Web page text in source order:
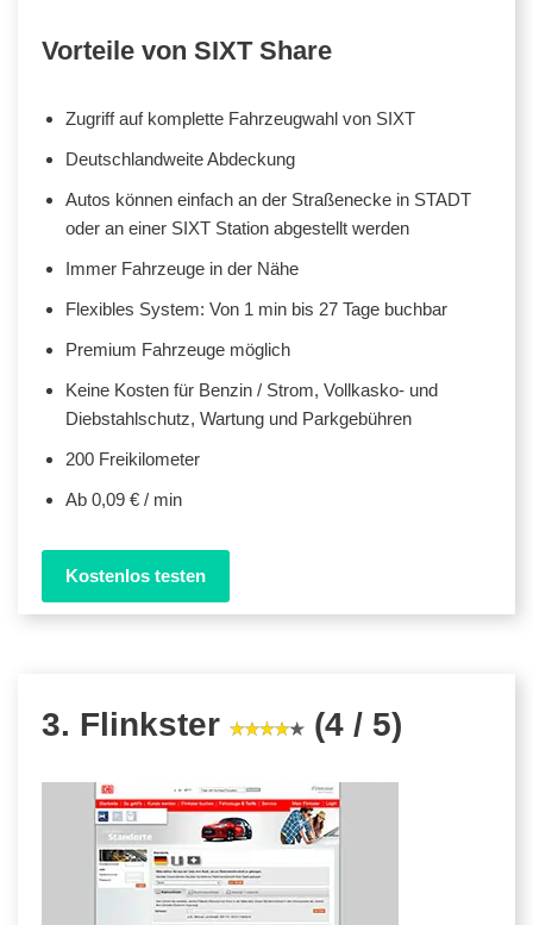
Vorteile von SIXT Share
Zugriff auf komplette Fahrzeugwahl von SIXT
Deutschlandweite Abdeckung
Autos können einfach an der Straßenecke in STADT
oder an einer SIXT Station abgestellt werden
Immer Fahrzeuge in der Nähe
Flexibles System: Von 1 min bis 27 Tage buchbar
Premium Fahrzeuge möglich
Keine Kosten für Benzin / Strom, Vollkasko- und
Diebstahlschutz, Wartung und Parkgebühren
200 Freikilometer
Ab 0,09 € / min
Kostenlos testen
3. Flinkster (4 / 5)